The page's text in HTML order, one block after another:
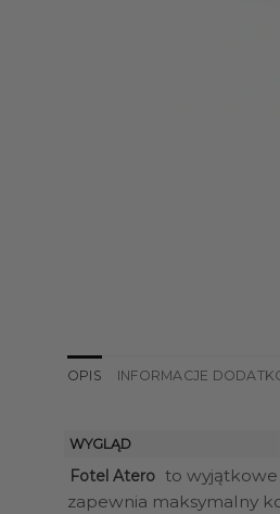
OPIS INFORMACJE
WYGLĄD
Fotel Atero to wyjątkowe
zapewnia maksymalny